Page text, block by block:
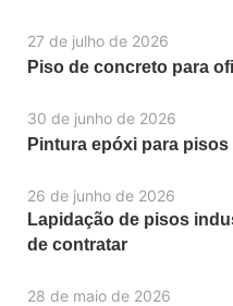
27 de julho de 2026
Piso de concreto para
30 de junho de 2026
Pintura epóxi para
26 de junho de 2026
Lapidação de pisos
de contratar
28 de maio de 2026